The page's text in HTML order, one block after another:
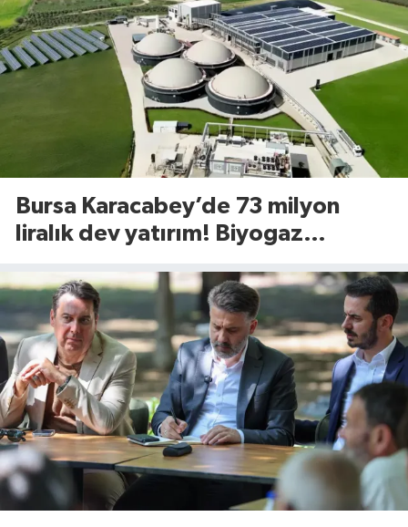
Bursa Karacabey’de 73 milyon
liralık dev yatırım! Biyogaz
yükseliyor